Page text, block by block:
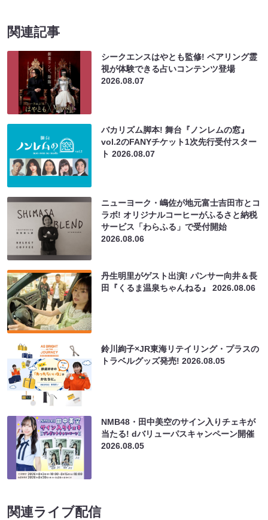
関連記事
シークエンスはやとも監修! ペアリング霊
視が体験できる占いコンテンツ登場
2026.08.07
バカリズム脚本! 舞台『ノンレムの窓』
vol.2のFANYチケット1次先行受付スター
ト2026.08.07
ニューヨーク・嶋佐が地元富士吉田市とコ
ラボ! オリジナルコーヒーがふるさと納税
サービス「わらふる」で受付開始
2026.08.06
丹生明里がゲスト出演! パンサー向井＆長
田『くるま温泉ちゃんねる』2026.08.06
鈴川絢子×JR東海リテイリング・プラスの
トラベルグッズ発売!2026.08.05
NMB48・田中美空のサイン入りチェキが
当たる! dバリューパスキャンペーン開催
2026.08.05
関連ライブ配信